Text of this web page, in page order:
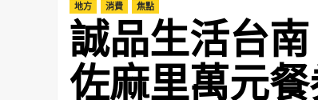
地方 消費 焦點
誠品生活台
佐麻里萬元